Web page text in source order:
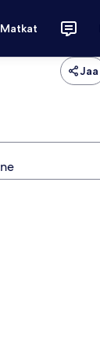
Matkat
Jaa